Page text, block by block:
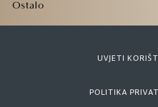
Ostalo
UVJETI
POLITIKA